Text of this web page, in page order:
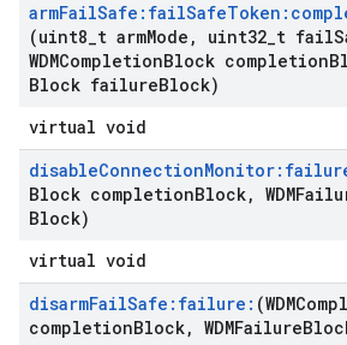
armFailSafe:failSafe
(uint8 t armMode , uint32 t fail
WDMCompletionBlock completion
Block failureBlock)
virtual void
disableConnection
Block completionBlock,
Block)
virtual void
disarmFailSafe:failure:
completionBlock, WDMFailure